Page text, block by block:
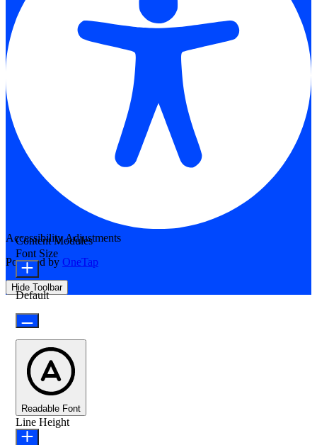
Accessibility Adjustments
Powered by OneTap
Hide Toolbar
Content Modules
Font Size
Default
Readable Font
Line Height